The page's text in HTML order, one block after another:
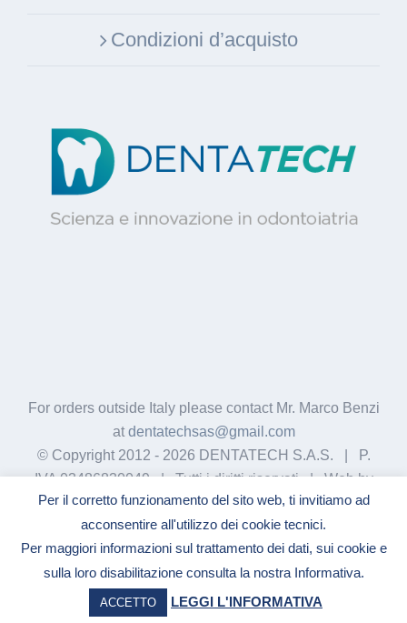
Condizioni d’acquisto
For orders outside Italy please contact Mr. Marco Benzi
at dentatechsas@gmail.com
© Copyright 2012 - 2026 DENTATECH S.A.S. | P.
IVA 03486830049 | Tutti i diritti riservati | Web by
GigiWork
FacebookYouTubeLinkedIn
Per il corretto funzionamento del sito web, ti invitiamo ad
acconsentire all'utilizzo dei cookie tecnici.
Per maggiori informazioni sul trattamento dei dati, sui cookie e
sulla loro disabilitazione consulta la nostra Informativa.
ACCETTO LEGGI L'INFORMATIVA